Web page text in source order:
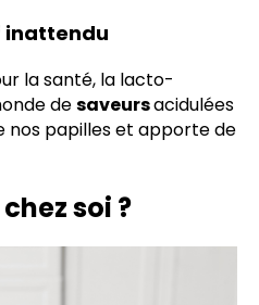
inattendu
la santé, la lacto-
desaveursacidulées
nos papilles et apporte de
soi ?